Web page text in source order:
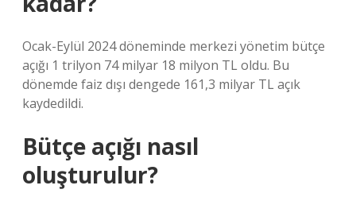
Ocak-Eylül 2024 döneminde merkezi yönetim bütçe
açığı 1 trilyon 74 milyar 18 milyon TL oldu. Bu
dönemde faiz dışı dengede 161,3 milyar TL açık
kaydedildi.
Bütçe açığı nasıl
oluşturulur?